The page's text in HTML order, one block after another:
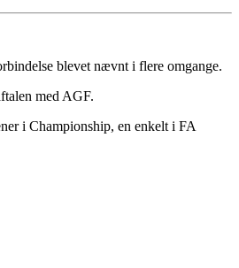
blevet nævnt i flere omgange.
med AGF.
i Championship, en enkelt i FA